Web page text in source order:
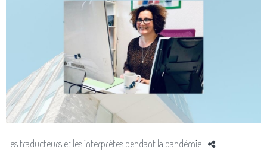
Les traducteurs et les interprètes pendant la pandémie·